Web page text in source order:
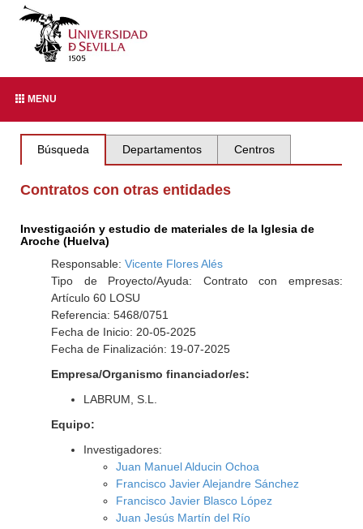
MENU
Búsqueda Departamentos Centros
Contratos con otras entidades
Investigación y estudio de materiales de la Iglesia de
Aroche (Huelva)
Responsable: Vicente Flores Alés
Tipo de Proyecto/Ayuda: Contrato con empresas:
Artículo 60 LOSU
Referencia: 5468/0751
Fecha de Inicio: 20-05-2025
Fecha de Finalización: 19-07-2025
Empresa/Organismo financiador/es:
LABRUM, S.L.
Equipo:
Investigadores:
Juan Manuel Alducin Ochoa
Francisco Javier Alejandre Sánchez
Francisco Javier Blasco López
Juan Jesús Martín del Río